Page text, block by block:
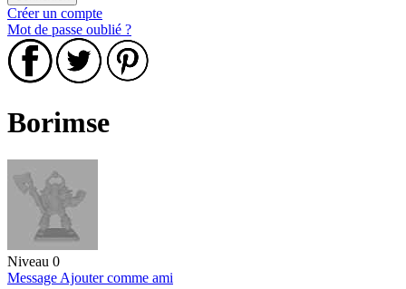
Créer un compte
Mot de passe oublié ?
Borimse
Niveau 0
Message Ajouter comme ami